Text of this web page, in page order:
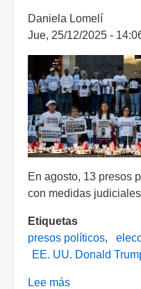
extorsión
y
falsedad
de
declaraciones
Daniela Lomelí
Jue, 25/12/2025 -
En agosto, 13 presos
con medidas
Etiquetas
presos políticos
EE. UU. Donald
Lee más